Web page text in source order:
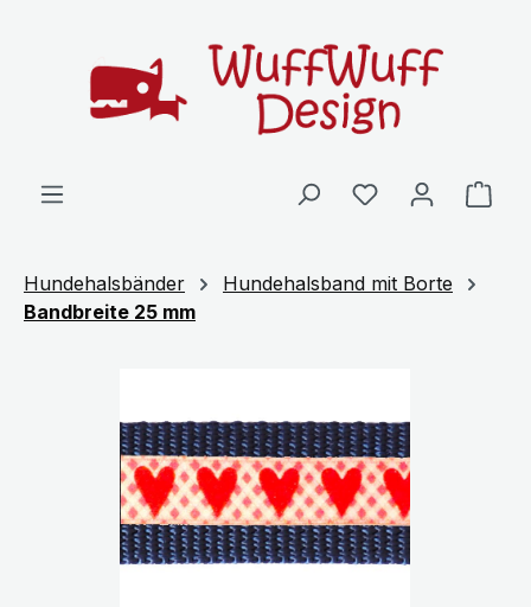
Hundehalsbänder
Hundehalsband mit Borte
Bandbreite 25 mm